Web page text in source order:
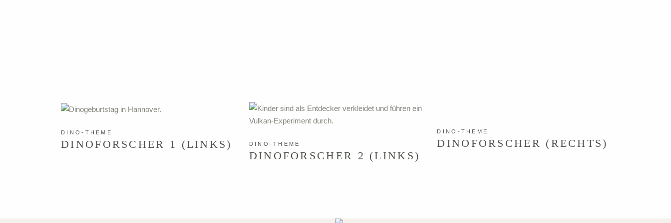
DINO-THEME
DINOFORSCHER 1 (LINKS) DINO-THEME
DINOFORSCHER 2 (LINKS)
DINO-THEME
DINOFORSCHER (RECHTS)